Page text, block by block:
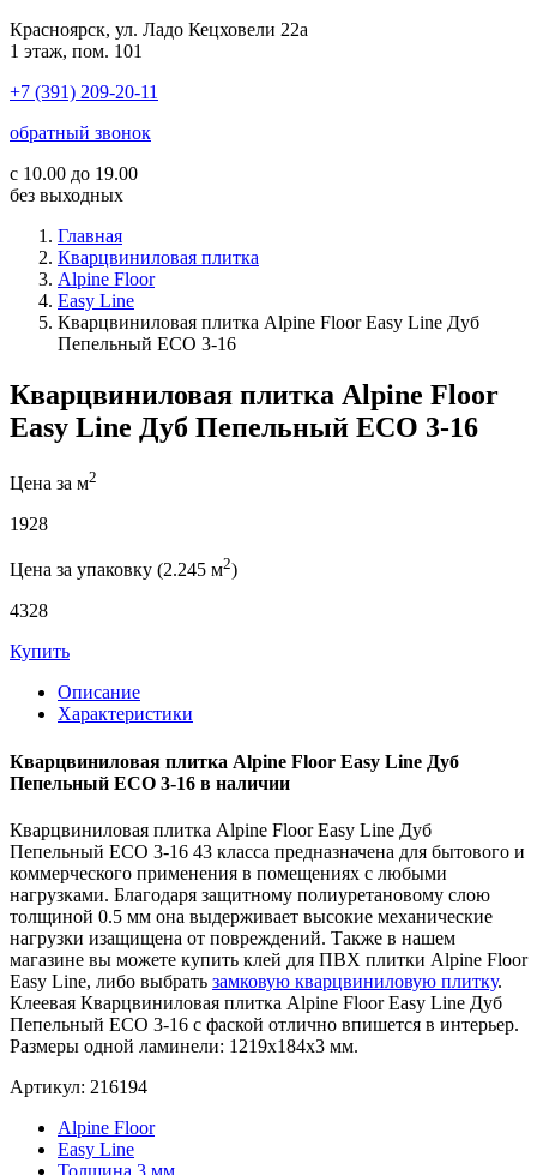
Красноярск, ул. Ладо Кецховели 22а
1 этаж, пом. 101
+7 (391) 209-20-11
обратный звонок
с 10.00 до 19.00
без выходных
Главная
Кварцвиниловая плитка
Alpine Floor
Easy Line
Кварцвиниловая плитка Alpine Floor Easy Line Дуб
Пепельный ECO 3-16
Кварцвиниловая плитка Alpine Floor
Easy Line Дуб Пепельный ECO 3-16
Цена за м2
1928
Цена за упаковку (2.245 м2)
4328
Купить
Описание
Характеристики
Кварцвиниловая плитка Alpine Floor Easy Line Дуб
Пепельный ECO 3-16 в наличии
Кварцвиниловая плитка Alpine Floor Easy Line Дуб
Пепельный ECO 3-16 43 класса предназначена для бытового и
коммерческого применения в помещениях с любыми
нагрузками. Благодаря защитному полиуретановому слою
толщиной 0.5 мм она выдерживает высокие механические
нагрузки изащищена от повреждений. Также в нашем
магазине вы можете купить клей для ПВХ плитки Alpine Floor
Easy Line, либо выбрать замковую кварцвиниловую плитку.
Клеевая Кварцвиниловая плитка Alpine Floor Easy Line Дуб
Пепельный ECO 3-16 с фаской отлично впишется в интерьер.
Размеры одной ламинели: 1219x184x3 мм.
Артикул: 216194
Alpine Floor
Easy Line
Толщина 3 мм